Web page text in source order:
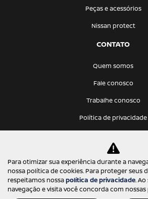
Peças e acessórios
Nissan protect
CONTATO
Quem somos
Fale conosco
Trabalhe conosco
Política de privacidade
KATANA VEICULOS
12.275.766/0001-68
Para otimizar sua experiência durante a
nossa política de cookies. Para proteger seus
respeitamos nossapolítica de privacidade.
navegação e visita você concorda com nossas